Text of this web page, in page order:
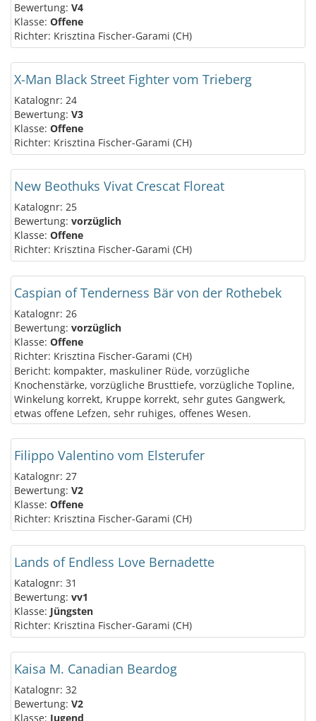
Bewertung: V4
Klasse: Offene
Richter: Krisztina Fischer-Garami (CH)
X-Man Black Street Fighter vom Trieberg
Katalognr: 24
Bewertung: V3
Klasse: Offene
Richter: Krisztina Fischer-Garami (CH)
New Beothuks Vivat Crescat Floreat
Katalognr: 25
Bewertung: vorzüglich
Klasse: Offene
Richter: Krisztina Fischer-Garami (CH)
Caspian of Tenderness Bär von der Rothebek
Katalognr: 26
Bewertung: vorzüglich
Klasse: Offene
Richter: Krisztina Fischer-Garami (CH)
Bericht: kompakter, maskuliner Rüde, vorzügliche
Knochenstärke, vorzügliche Brusttiefe, vorzügliche Topline,
Winkelung korrekt, Kruppe korrekt, sehr gutes Gangwerk,
etwas offene Lefzen, sehr ruhiges, offenes Wesen.
Filippo Valentino vom Elsterufer
Katalognr: 27
Bewertung: V2
Klasse: Offene
Richter: Krisztina Fischer-Garami (CH)
Lands of Endless Love Bernadette
Katalognr: 31
Bewertung: vv1
Klasse: Jüngsten
Richter: Krisztina Fischer-Garami (CH)
Kaisa M. Canadian Beardog
Katalognr: 32
Bewertung: V2
Klasse: Jugend